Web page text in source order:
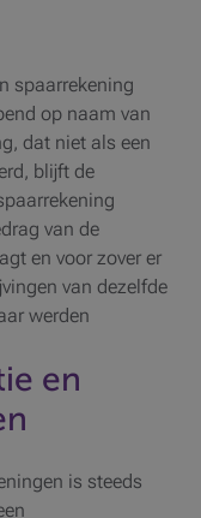
spaarrekening
op naam van
dat niet als een
blijft de
van de
en voor zover er
van dezelfde
werden
en
is steeds